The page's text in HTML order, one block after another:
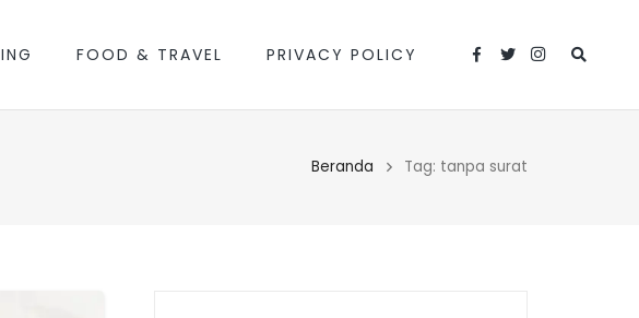
FOOD & TRAVEL PRIVACY POLICY
Beranda Tag: tanpa surat